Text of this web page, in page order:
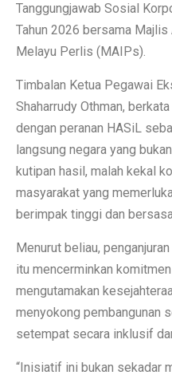
Tanggungjawab Sosial
Tahun 2026 bersama
Melayu Perlis (MAIPs).
Timbalan Ketua Pegawai
Shaharrudy Othman,
dengan peranan HASiL
langsung negara yang
kutipan hasil, malah kekal
masyarakat yang
berimpak tinggi dan
Menurut beliau,
itu mencerminkan
mengutamakan
menyokong pembangunan
setempat secara inklusif
“Inisiatif ini bukan sekadar